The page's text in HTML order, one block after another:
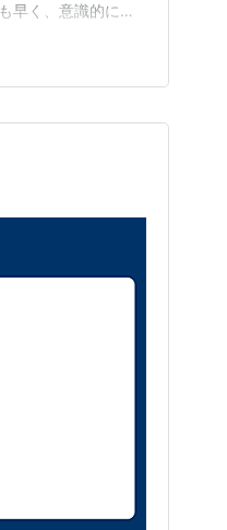
早く、意識的に座
手先の動きになっ